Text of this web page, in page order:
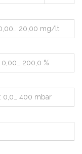
20,00 mg/lt
0,00… 200,0 %
: 0,0… 400 mbar